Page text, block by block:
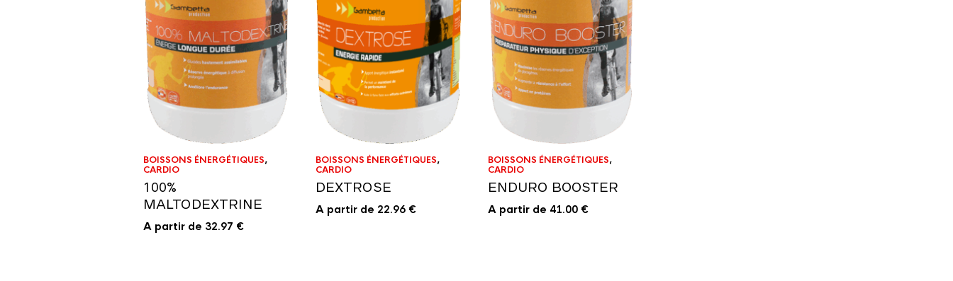
BOISSONS ÉNERGÉTIQUES,
CARDIO
100%
MALTODEXTRINE
A partir de 32.97 €
BOISSONS ÉNERGÉTIQUES,
CARDIO
DEXTROSE
A partir de 22.96 €
BOISSONS ÉNERGÉTIQUES,
CARDIO
ENDURO BOOSTER
A partir de 41.00 €